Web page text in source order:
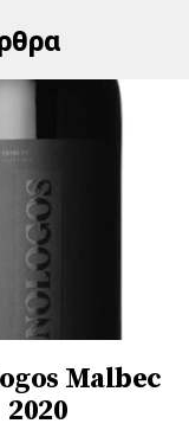
Malbec
2020